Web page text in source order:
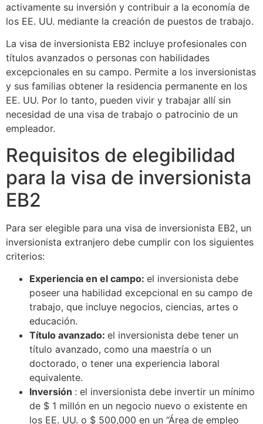
activamente su inversión y contribuir a la economía de
los EE. UU. mediante la creación de puestos de trabajo.
La visa de inversionista EB2 incluye profesionales con
títulos avanzados o personas con habilidades
excepcionales en su campo. Permite a los inversionistas
y sus familias obtener la residencia permanente en los
EE. UU. Por lo tanto, pueden vivir y trabajar allí sin
necesidad de una visa de trabajo o patrocinio de un
empleador.
Requisitos de elegibilidad
para la visa de inversionista
EB2
Para ser elegible para una visa de inversionista EB2, un
inversionista extranjero debe cumplir con los siguientes
criterios:
Experiencia en el campo: el inversionista debe
poseer una habilidad excepcional en su campo de
trabajo, que incluye negocios, ciencias, artes o
educación.
Título avanzado: el inversionista debe tener un
título avanzado, como una maestría o un
doctorado, o tener una experiencia laboral
equivalente.
Inversión : el inversionista debe invertir un mínimo
de $ 1 millón en un negocio nuevo o existente en
los EE. UU. o $ 500,000 en un “Área de empleo